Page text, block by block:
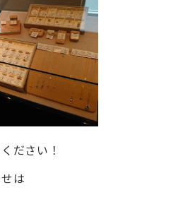
ださい！
は